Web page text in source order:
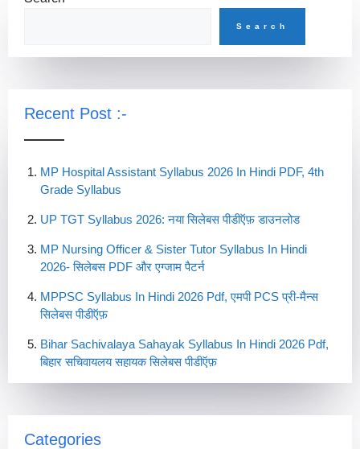
Search
Recent Post :-
MP Hospital Assistant Syllabus 2026 In Hindi PDF, 4th
Grade Syllabus
UP TGT Syllabus 2026: नया सिलेबस पीडीऍफ़ डाउनलोड
MP Nursing Officer & Sister Tutor Syllabus In Hindi
2026- सिलेबस PDF और एग्जाम पैटर्न
MPPSC Syllabus In Hindi 2026 Pdf, एमपी PCS प्री-मैन्स
सिलेबस पीडीऍफ़
Bihar Sachivalaya Sahayak Syllabus In Hindi 2026 Pdf,
बिहार सचिवायलय सहायक सिलेबस पीडीऍफ़
Categories